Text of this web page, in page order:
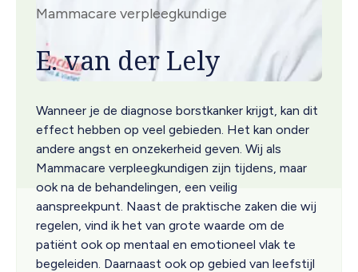
Mammacare verpleegkundige
E. van der Lely
Wanneer je de diagnose borstkanker krijgt, kan dit
effect hebben op veel gebieden. Het kan onder
andere angst en onzekerheid geven. Wij als
Mammacare verpleegkundigen zijn tijdens, maar
ook na de behandelingen, een veilig
aanspreekpunt. Naast de praktische zaken die wij
regelen, vind ik het van grote waarde om de
patiënt ook op mentaal en emotioneel vlak te
begeleiden. Daarnaast ook op gebied van leefstijl